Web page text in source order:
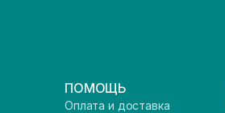
ПОМОЩЬ
Оплата и доставка